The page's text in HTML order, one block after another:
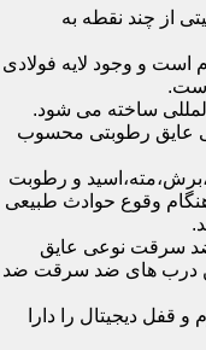
از چند نقطه به
و وجود لایه فولادی
ساخته می شود.
رطوبتی محسوب
و رطوبت
وقوع حوادث طبیعی
سرقت نوعی عایق
درب های ضد سرقت ضد
قفل دیجیتال را دارا